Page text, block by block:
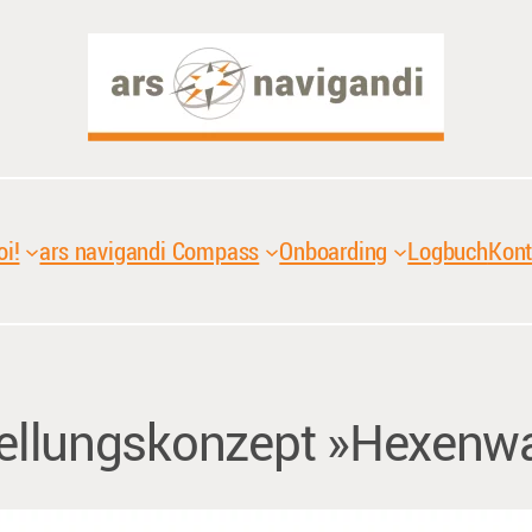
ars navigandi Compass Onboarding Logbuch